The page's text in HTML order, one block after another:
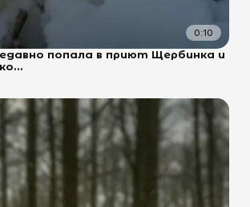
0:10
попала в приют Щербинка и